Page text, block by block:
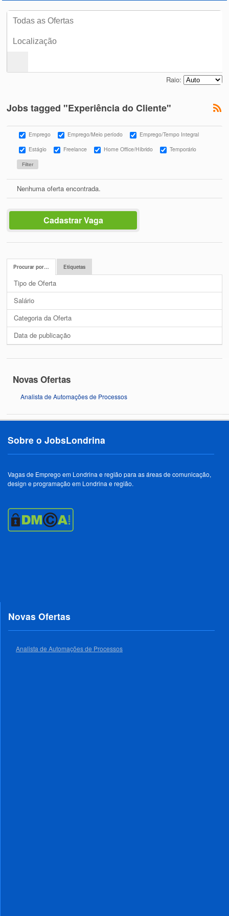
Raio:
Jobs tagged "Experiência do Cliente"
Emprego Emprego/Meio período
Emprego/Tempo Integral
Estágio
Freelance Home Office/Híbrido Temporário
Nenhuma oferta encontrada.
Cadastrar Vaga
Procurar por… Etiquetas
Tipo de Oferta
Salário
Categoria da Oferta
Data de publicação
Novas Ofertas
Analista de Automações de Processos
Sobre o JobsLondrina
Vagas de Emprego em Londrina e região para as áreas de comunicação,
design e programação em Londrina e região.
Novas Ofertas
Analista de Automações de Processos